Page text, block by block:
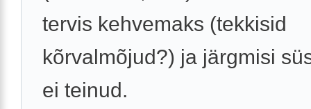
tervis kehvemaks (tekkisid
kõrvalmõjud?) ja järgmisi
ei teinud.